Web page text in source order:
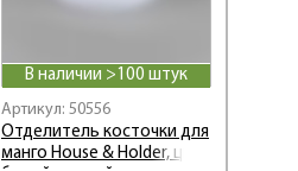
В наличии >100 штук
Артикул: 50556
Отделитель косточки для
манго House & Holder, цвет: